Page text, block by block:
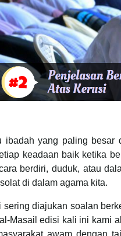
ibadah yang paling
keadaan baik ketika
berdiri, duduk, atau
di dalam agama kita.
diajukan soalan
Masail edisi kali ini kami